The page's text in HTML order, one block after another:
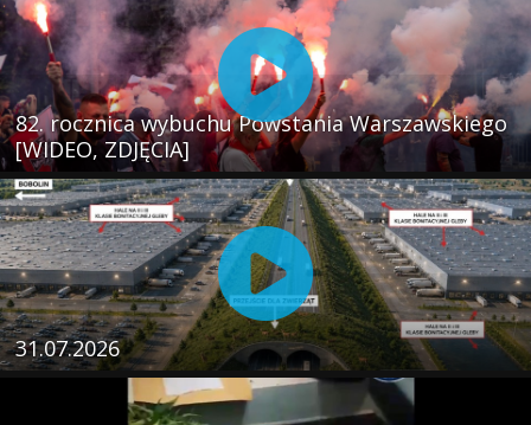
82. rocznica wybuchu Powstania Warszawskiego
[WIDEO, ZDJĘCIA]
31.07.2026